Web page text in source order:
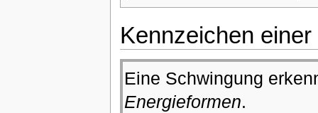
Kennzeichen
Eine Schwingung
Energieformen.